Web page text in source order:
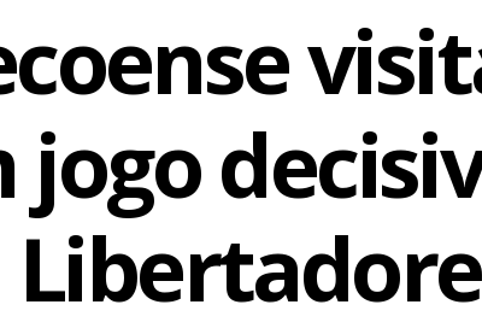
jogo